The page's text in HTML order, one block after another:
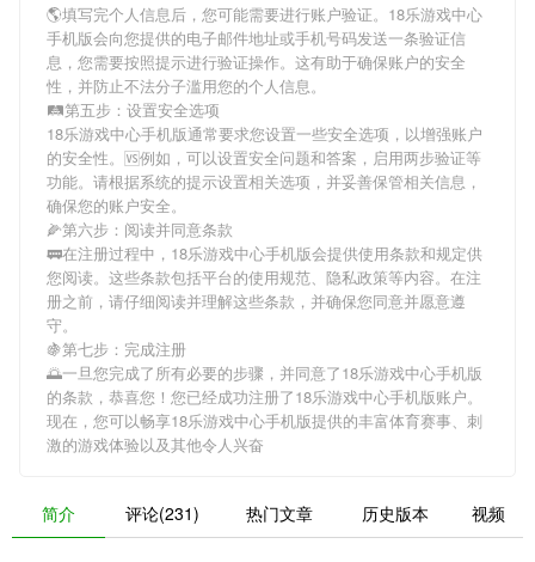
🌎填写完个人信息后，您可能需要进行账户验证。 18乐游戏中心
手机版会向您提供的电子邮件地址或手机号码发送一条验证信
息，您需要按照提示进行验证操作。这有助于确保账户的安全
性，并防止不法分子滥用您的个人信息。
🛤第五步：设置安全选项
18乐游戏中心手机版通常要求您设置一些安全选项，以增强账户
的安全性。🆚例如，可以设置安全问题和答案，启用两步验证等
功能。请根据系统的提示设置相关选项，并妥善保管相关信息，
确保您的账户安全。
🌽第六步：阅读并同意条款
🚃在注册过程中， 18乐游戏中心手机版会提供使用条款和规定供
您阅读。这些条款包括平台的使用规范、隐私政策等内容。在注
册之前，请仔细阅读并理解这些条款，并确保您同意并愿意遵
守。
🍇第七步：完成注册
🌅一旦您完成了所有必要的步骤，并同意了18乐游戏中心手机版
的条款，恭喜您！您已经成功注册了18乐游戏中心手机版账户。
现在，您可以畅享18乐游戏中心手机版提供的丰富体育赛事、刺
激的游戏体验以及其他令人兴奋
简介 评论(231) 热门文章 历史版本 视频